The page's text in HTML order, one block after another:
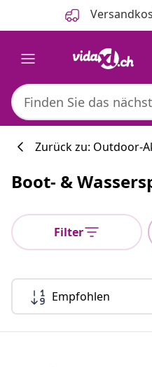
Zurück zu: Outdoor-
Boot- &
Filter
Empfohlen